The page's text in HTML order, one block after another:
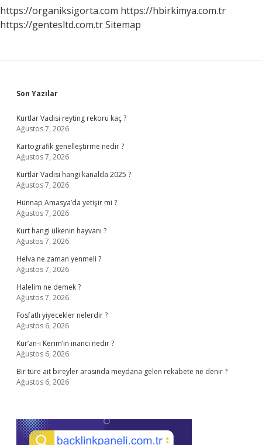
https://organiksigorta.com https://hbirkimya.com.tr
https://gentesltd.com.trSitemap
Sidebar
Son Yazılar
Kurtlar Vadisi reyting rekoru kaç ?
Ağustos 7, 2026
Kartografik genelleştirme nedir ?
Ağustos 7, 2026
Kurtlar Vadisi hangi kanalda 2025 ?
Ağustos 7, 2026
Hünnap Amasya’da yetişir mi ?
Ağustos 7, 2026
Kurt hangi ülkenin hayvanı ?
Ağustos 7, 2026
Helva ne zaman yenmeli ?
Ağustos 7, 2026
Halelim ne demek ?
Ağustos 7, 2026
Fosfatlı yiyecekler nelerdir ?
Ağustos 6, 2026
Kur’an-ı Kerim’in inancı nedir ?
Ağustos 6, 2026
Bir türe ait bireyler arasında meydana gelen rekabete ne denir ?
Ağustos 6, 2026